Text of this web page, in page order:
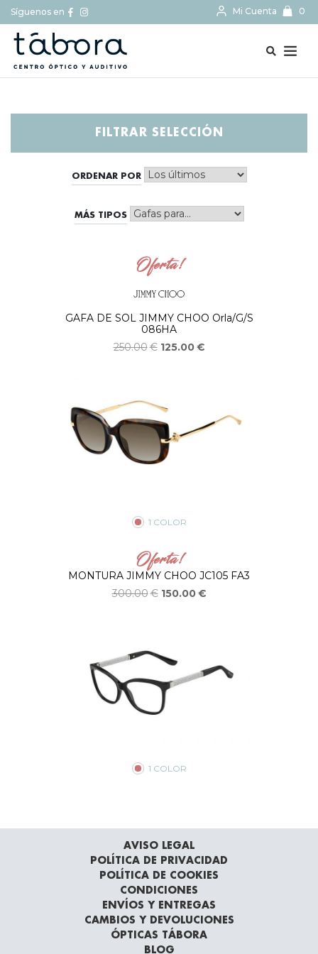
Síguenos en Mi Cuenta 0
FILTRAR SELECCIÓN
ORDENAR POR
MÁS TIPOS
Oferta!
GAFA DE SOL JIMMY CHOO Orla/G/S
086HA
250.00€ 125.00€
1 COLOR
Oferta!
MONTURA JIMMY CHOO JC105 FA3
300.00€ 150.00€
1 COLOR
AVISO LEGAL
POLÍTICA DE PRIVACIDAD
POLÍTICA DE COOKIES
CONDICIONES
ENVÍOS Y ENTREGAS
CAMBIOS Y DEVOLUCIONES
ÓPTICAS TÁBORA
BLOG